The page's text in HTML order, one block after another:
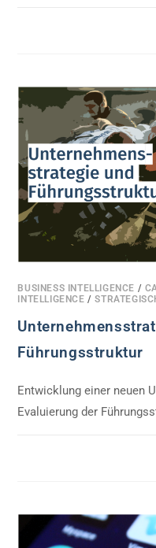
BUSINESS INTELLIGENCE /
INTELLIGENCE /
Führungsstruktur
Entwicklung einer neuen
Evaluierung der